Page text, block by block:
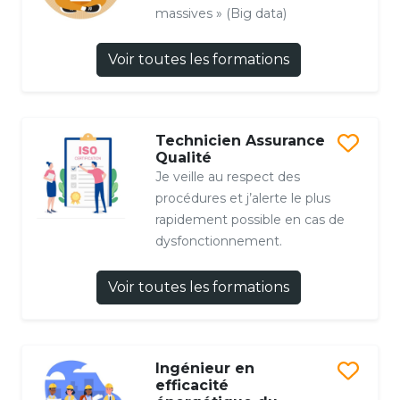
massives » (Big data)
Voir toutes les formations
Technicien Assurance
Qualité
Je veille au respect des
procédures et j’alerte le plus
rapidement possible en cas de
dysfonctionnement.
Voir toutes les formations
Ingénieur en
efficacité